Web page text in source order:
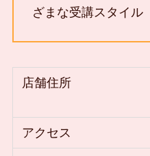
ざまな受講スタイル
店舗住所
アクセス